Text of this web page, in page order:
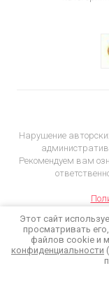
Нарушение
Рекомендуем вам
Этот сайт
просматривать
файлов cookie и
конфиденциальности